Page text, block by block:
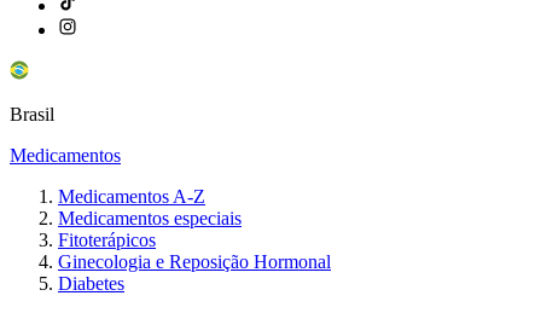
Brasil
Medicamentos
Medicamentos A-Z
Medicamentos especiais
Fitoterápicos
Ginecologia e Reposição Hormonal
Diabetes